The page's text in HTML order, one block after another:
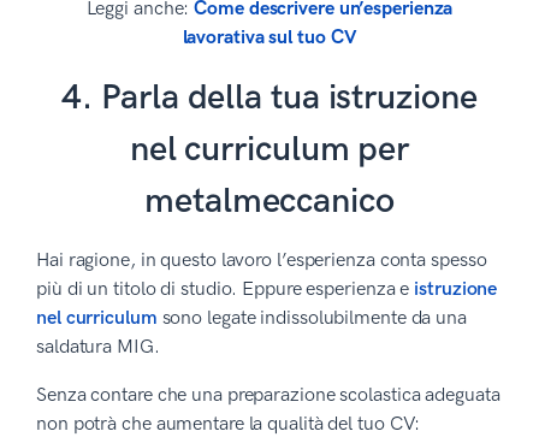
Leggi anche:Come descrivere un’esperienza
lavorativa sul tuo CV
4. Parla della tua istruzione
nel curriculum per
metalmeccanico
Hai ragione, in questo lavoro l’esperienza conta spesso
più di un titolo di studio. Eppure esperienza e istruzione
nel curriculum sono legate indissolubilmente da una
saldatura MIG.
Senza contare che una preparazione scolastica adeguata
non potrà che aumentare la qualità del tuo CV: